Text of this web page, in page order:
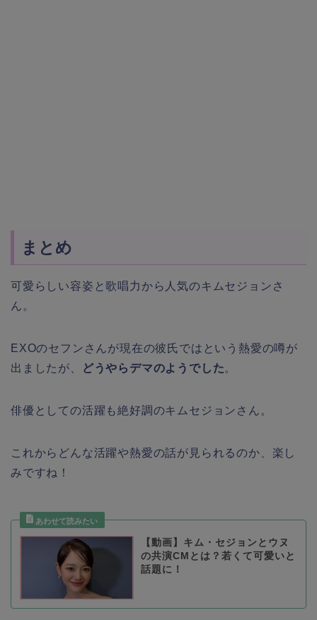
まとめ
可愛らしい容姿と歌唱力から人気のキムセジョンさ
ん。
EXOのセフンさんが現在の彼氏ではという熱愛の噂が
出ましたが、
どうやらデマのようでした。
俳優としての活躍も絶好調のキムセジョンさん。
これからどんな活躍や熱愛の話が見られるのか、楽し
みですね！
【動画】キム・セジョンとウヌ
の共演CMとは？若くて可愛いと
話題に！